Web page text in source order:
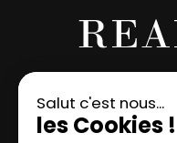
Votre projet